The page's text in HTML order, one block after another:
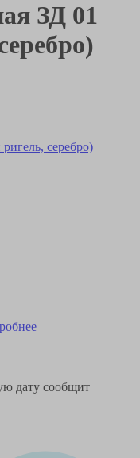
ЗД 01
дату сообщит